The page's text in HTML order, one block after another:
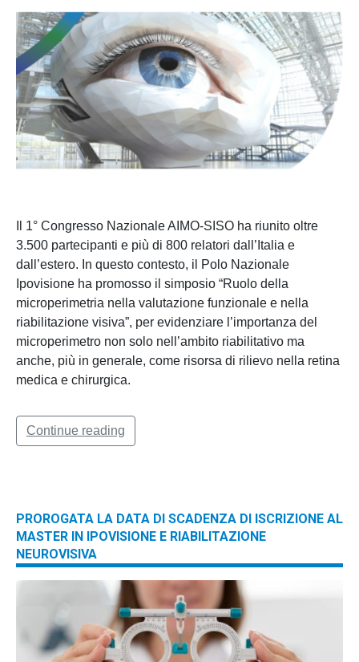
Il 1° Congresso Nazionale AIMO-SISO ha riunito oltre
3.500 partecipanti e più di 800 relatori dall’Italia e
dall’estero. In questo contesto, il Polo Nazionale
Ipovisione ha promosso il simposio “Ruolo della
microperimetria nella valutazione funzionale e nella
riabilitazione visiva”, per evidenziare l’importanza del
microperimetro non solo nell’ambito riabilitativo ma
anche, più in generale, come risorsa di rilievo nella retina
medica e chirurgica.
Continue reading
PROROGATA LA DATA DI SCADENZA DI ISCRIZIONE AL
MASTER IN IPOVISIONE E RIABILITAZIONE
NEUROVISIVA